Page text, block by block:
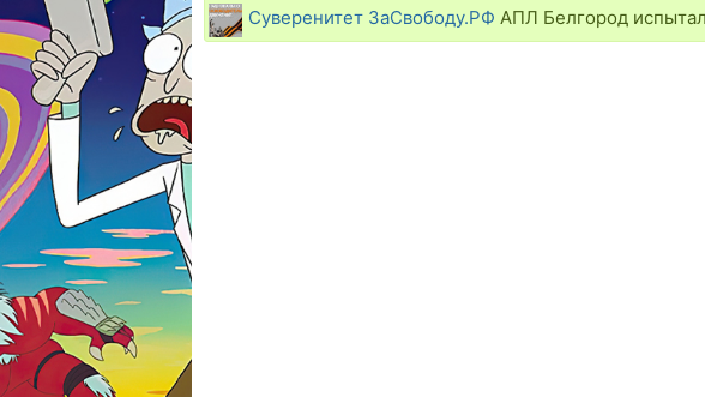
Суверенитет ЗаСвободу.РФ АПЛ Белгород